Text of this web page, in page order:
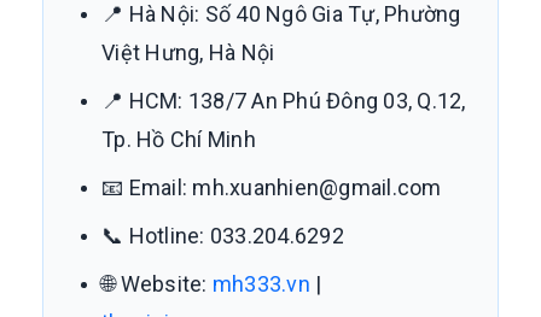
📍 Hà Nội: Số 40 Ngô Gia Tự, Phường
Việt Hưng, Hà Nội
📍 HCM: 138/7 An Phú Đông 03, Q.12,
Tp. Hồ Chí Minh
📧 Email: mh.xuanhien@gmail.com
📞 Hotline: 033.204.6292
🌐 Website: mh333.vn |